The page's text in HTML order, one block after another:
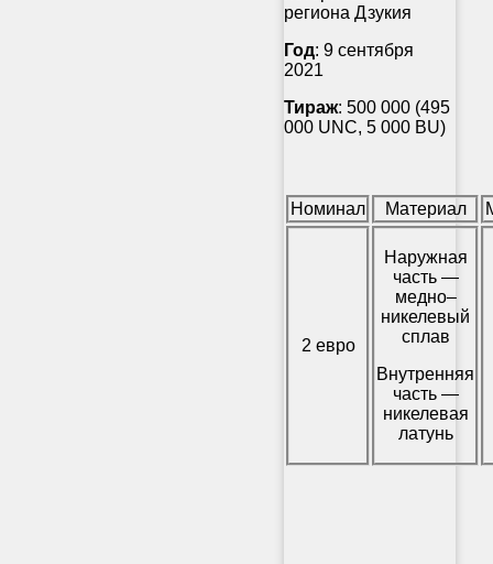
региона Дзукия
Год: 9 сентября
2021
Тираж: 500 000 (495
000 UNC, 5 000 BU)
Номинал Материал
2 евро
Наружная
часть —
медно–
никелевый
сплав
Внутренняя
часть —
никелевая
латунь